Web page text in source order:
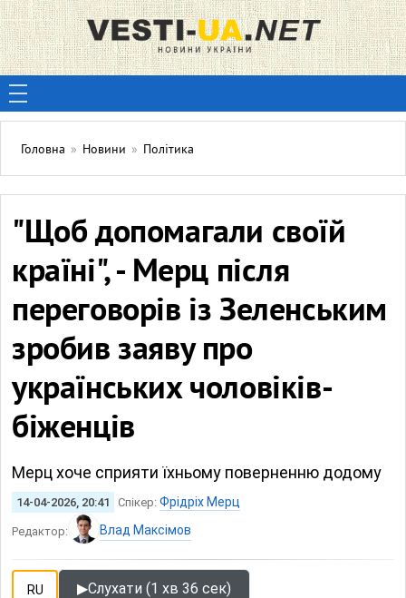
Головна » Новини » Політика
"Щоб допомагали своїй
країні", - Мерц після
переговорів із Зеленським
зробив заяву про
українських чоловіків-
біженців
Мерц хоче сприяти їхньому поверненню додому
14-04-2026, 20:41 Спікер: Фрідріх Мерц
Редактор: Влад Максімов
RU ▶Слухати (1 хв 36 сек)